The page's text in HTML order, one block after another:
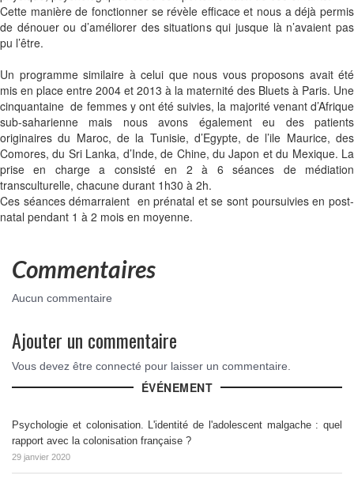
Cette manière de fonctionner se révèle efficace et nous a déjà permis
de dénouer ou d’améliorer des situations qui jusque là n’avaient pas
pu l’être.
Un programme similaire à celui que nous vous proposons avait été
mis en place entre 2004 et 2013 à la maternité des Bluets à Paris. Une
cinquantaine de femmes y ont été suivies, la majorité venant d’Afrique
sub-saharienne mais nous avons également eu des patients
originaires du Maroc, de la Tunisie, d’Egypte, de l’ile Maurice, des
Comores, du Sri Lanka, d’Inde, de Chine, du Japon et du Mexique. La
prise en charge a consisté en 2 à 6 séances de médiation
transculturelle, chacune durant 1h30 à 2h.
Ces séances démarraient en prénatal et se sont poursuivies en post-
natal pendant 1 à 2 mois en moyenne.
Commentaires
Aucun commentaire
Ajouter un commentaire
Vous devez être connecté pour laisser un commentaire.
ÉVÉNEMENT
Psychologie et colonisation. L'identité de l'adolescent malgache : quel
rapport avec la colonisation française ?
29 janvier 2020